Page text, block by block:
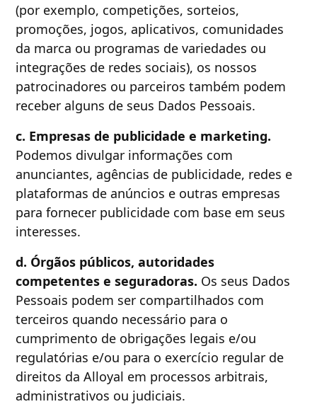
(por exemplo, competições, sorteios,
promoções, jogos, aplicativos, comunidades
da marca ou programas de variedades ou
integrações de redes sociais), os nossos
patrocinadores ou parceiros também podem
receber alguns de seus Dados Pessoais.
c. Empresas de publicidade e marketing.
Podemos divulgar informações com
anunciantes, agências de publicidade, redes e
plataformas de anúncios e outras empresas
para fornecer publicidade com base em seus
interesses.
d. Órgãos públicos, autoridades
competentes e seguradoras. Os seus Dados
Pessoais podem ser compartilhados com
terceiros quando necessário para o
cumprimento de obrigações legais e/ou
regulatórias e/ou para o exercício regular de
direitos da Alloyal em processos arbitrais,
administrativos ou judiciais.